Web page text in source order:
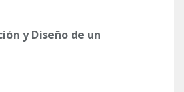
y Diseño de un